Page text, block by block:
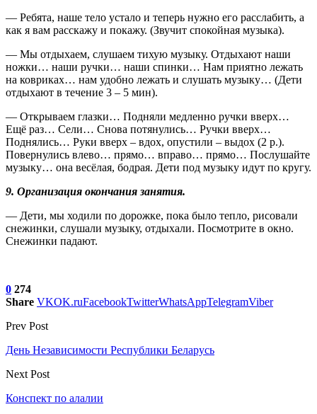
— Ребята, наше тело устало и теперь нужно его расслабить, а
как я вам расскажу и покажу. (Звучит спокойная музыка).
— Мы отдыхаем, слушаем тихую музыку. Отдыхают наши
ножки… наши ручки… наши спинки… Нам приятно лежать
на ковриках… нам удобно лежать и слушать музыку… (Дети
отдыхают в течение 3 – 5 мин).
— Открываем глазки… Подняли медленно ручки вверх…
Ещё раз… Сели… Снова потянулись… Ручки вверх…
Поднялись… Руки вверх – вдох, опустили – выдох (2 р.).
Повернулись влево… прямо… вправо… прямо… Послушайте
музыку… она весёлая, бодрая. Дети под музыку идут по кругу.
9. Организация окончания занятия.
— Дети, мы ходили по дорожке, пока было тепло, рисовали
снежинки, слушали музыку, отдыхали. Посмотрите в окно.
Снежинки падают.
0 274
Share VKOK.ruFacebookTwitterWhatsAppTelegramViber
Prev Post
День Независимости Республики Беларусь
Next Post
Конспект по алалии